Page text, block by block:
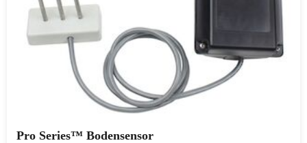
Pro Series™ Bodensensor